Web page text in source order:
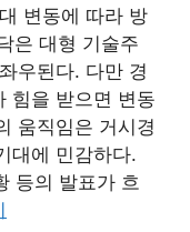
변동에 따라 방
은 대형 기술주
우된다. 다만 경
힘을 받으면 변동
움직임은 거시경
대에 민감하다.
등의 발표가 흐